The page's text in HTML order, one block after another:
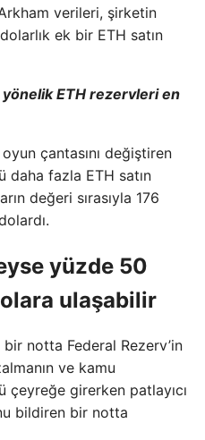
verileri, şirketin
ek bir ETH satın
ETH rezervleri en
çantasını değiştiren
daha fazla ETH satın
değeri sırasıyla 176
yüzde 50
ulaşabilir
notta Federal Rezerv’in
ve kamu
girerken patlayıcı
bildiren bir notta